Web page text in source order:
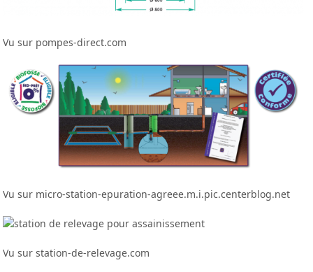
Vu sur pompes-direct.com
Vu sur micro-station-epuration-agreee.m.i.pic.centerblog.net
Vu sur station-de-relevage.com